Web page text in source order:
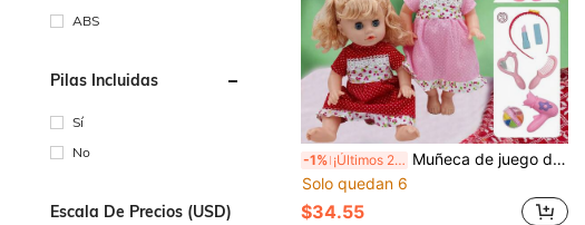
ABS
Pilas Incluidas
Sí
No
Escala De Precios (USD)
-1% ¡Últimos 2 días Muñeca de juego de rol para niños de 37cm, muñeca bebé realista y linda con ropa removible, ojos que parpadean, sonidos preestablecidos de llanto y risa, voces de papá y mamá, funciones de beber y orinar, regalo de cumpleaños y festivo para niñas, especificaciones opcionales: ① Muñeca con chupete y biberón ② Muñeca con set de 6 piezas de juguete
Solo quedan 6
$34.55